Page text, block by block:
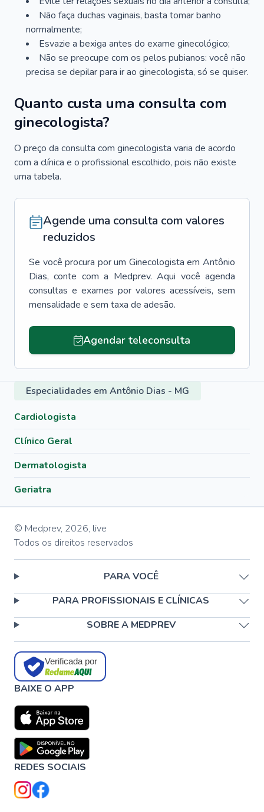
Não faça duchas vaginais, basta tomar banho
normalmente;
Esvazie a bexiga antes do exame ginecológico;
Não se preocupe com os pelos pubianos: você não
precisa se depilar para ir ao ginecologista, só se quiser.
Quanto custa uma consulta com
ginecologista?
O preço da consulta com ginecologista varia de acordo
com a clínica e o profissional escolhido, pois não existe
uma tabela.
Agende uma consulta com valores
reduzidos
Se você procura por um Ginecologista em Antônio
Dias, conte com a Medprev. Aqui você agenda
consultas e exames por valores acessíveis, sem
mensalidade e sem taxa de adesão.
Agendar teleconsulta
Especialidades em Antônio Dias - MG
Cardiologista
Clínico Geral
Dermatologista
Geriatra
© Medprev, 2026, live
Todos os direitos reservados
PARA VOCÊ
PARA PROFISSIONAIS E CLÍNICAS
SOBRE A MEDPREV
Verificada por
BAIXE O APP
REDES SOCIAIS